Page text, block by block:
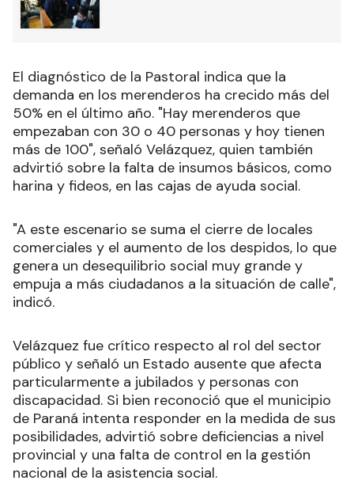
El diagnóstico de la Pastoral indica que la
demanda en los merenderos ha crecido más del
50% en el último año. "Hay merenderos que
empezaban con 30 o 40 personas y hoy tienen
más de 100", señaló Velázquez, quien también
advirtió sobre la falta de insumos básicos, como
harina y fideos, en las cajas de ayuda social.
"A este escenario se suma el cierre de locales
comerciales y el aumento de los despidos, lo que
genera un desequilibrio social muy grande y
empuja a más ciudadanos a la situación de calle",
indicó.
Velázquez fue crítico respecto al rol del sector
público y señaló un Estado ausente que afecta
particularmente a jubilados y personas con
discapacidad. Si bien reconoció que el municipio
de Paraná intenta responder en la medida de sus
posibilidades, advirtió sobre deficiencias a nivel
provincial y una falta de control en la gestión
nacional de la asistencia social.